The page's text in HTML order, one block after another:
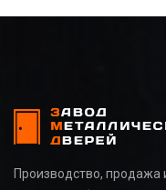
Производство, продажа